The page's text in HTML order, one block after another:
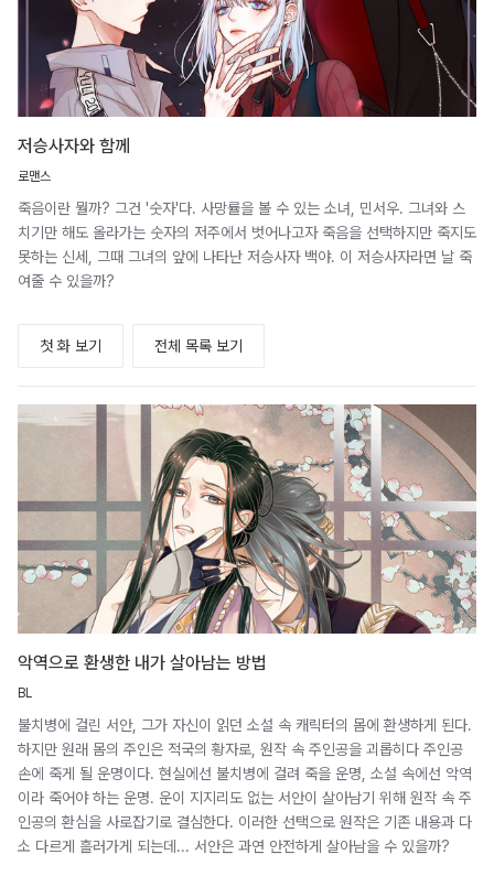
저승사자와 함께
로맨스
죽음이란 뭘까? 그건 '숫자'다. 사망률을 볼 수 있는 소녀, 민서우. 그녀와 스
치기만 해도 올라가는 숫자의 저주에서 벗어나고자 죽음을 선택하지만 죽지도
못하는 신세, 그때 그녀의 앞에 나타난 저승사자 백야. 이 저승사자라면 날 죽
여줄 수 있을까?
첫 화 보기 전체 목록 보기
악역으로 환생한 내가 살아남는 방법
BL
불치병에 걸린 서안, 그가 자신이 읽던 소설 속 캐릭터의 몸에 환생하게 된다.
하지만 원래 몸의 주인은 적국의 황자로, 원작 속 주인공을 괴롭히다 주인공
손에 죽게 될 운명이다. 현실에선 불치병에 걸려 죽을 운명, 소설 속에선 악역
이라 죽어야 하는 운명. 운이 지지리도 없는 서안이 살아남기 위해 원작 속 주
인공의 환심을 사로잡기로 결심한다. 이러한 선택으로 원작은 기존 내용과 다
소 다르게 흘러가게 되는데... 서안은 과연 안전하게 살아남을 수 있을까?